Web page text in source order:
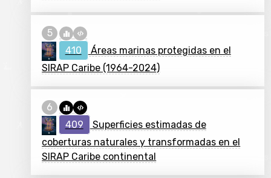
410
Áreas marinas protegidas en el
SIRAP Caribe (1964-2024)
409
Superficies estimadas de
coberturas naturales y transformadas en el
SIRAP Caribe continental